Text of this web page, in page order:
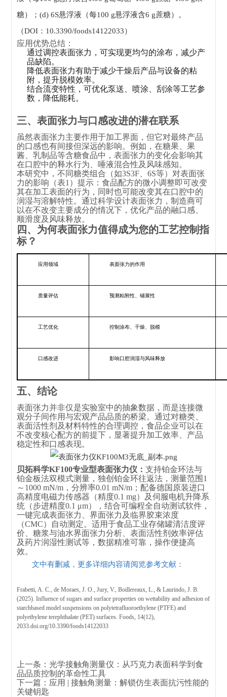
糖）；(d) 6S悬浮液（每100 g悬浮液含6 g蔗糖）。
（DOI：10.3390/foods14122033）
应用优势总结：
通过调控表面张力，可实现更均匀的涂布，减少产
品缺陷。
降低表面张力有助于减少干燥后产品与设备的粘
附，提升脱模效率。
结合流变特性，可优化泵送、喷涂、刮涂等工艺参
数，降低能耗。
三、表面张力与口感改进的潜在联系
虽然表面张力主要作用于加工界面，但它对最终产品
的口感也有间接但深远的影响。例如，在糖果、果
酱、乳制品等含糖食品中，表面张力的变化会影响其
在口腔中的释水行为、唾液混合性及风味感知。
本研究中，不同糖类组合（如3S3F、6S等）对表面张
力的影响（表1）提示：食品配方的微小调整即可改变
其在加工表面的行为，同时也可能改变其在口腔中的
润湿与溶解特性。通过科学设计表面张力，制造商可
以在不改变主要成分的情况下，优化产品的融口感、
顺滑度及风味释放。
四、为何表面张力值得成为您的工艺控制指
标？
应用领域 表面张力的作用
质量评估 预测粘附性、铺展性
工艺优化 控制涂布、干燥、脱模
口感改进 影响口腔润湿与风味释放
五、结论
表面张力并非仅是实验室中的抽象数据，而是连接微
观分子间作用与宏观产品品质的桥梁。通过对糖类、
表面活性剂及材料特性的合理调控，食品企业可以在
不改变核心配方的前提下，显著提升加工效率、产品
稳定性和口感表现。
贝拓科学KF100专业型表面张力仪：支持铂金环法与
铂金板法双模式测量，独创铂金环往返法，测量范围1
～1000 mN/m，分辨率0.01 mN/m；配备德国原装进口
高精度电磁力传感器（精度0.1 mg）及伺服电机升降系
统（步进精度0.1 μm），结合可编程全自动测试软件，
一键完成表面张力、界面张力及临界胶束浓度
（CMC）自动测定。适用于食品工业存储罐清洁度评
价、糖浆与油水界面张力分析、表面活性剂效率评估
及药片润湿性测试等，数据精准可靠，操作便捷高
效。
文中有删减，更多详细内容请阅览参考文献：
Frabetti, A. C., de Moraes, J. O., Jury, V., Boillereaux, L., & Laurindo, J. B.
(2025). Influence of sugars and surface properties on wettability and adhesion of
starchbased model suspensions on polytetrafluoroethylene (PTFE) and
polyethylene terephthalate (PET) surfaces. Foods, 14(12),
2033.doi.org/10.3390/foods14122033
上一条：光学接触角测量仪：从巧克力表面科学到食
品品质控制的革命性工具
下一篇： 应用 | 接触角测量：解锁仿生表面抗污性能的
关键钥匙